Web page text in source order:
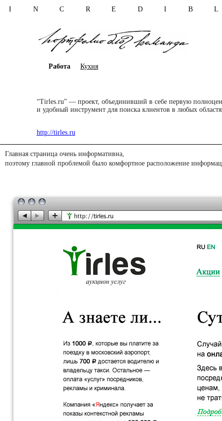
N C R E D I B
Работа Кухня
“Tirles.ru” — проект, объединивший в себе первую
и удобный инструмент для поиска клиентов в любых
http://tirles.ru
Главная страница очень информативна,
поэтому главной проблемой было комфортное расположение